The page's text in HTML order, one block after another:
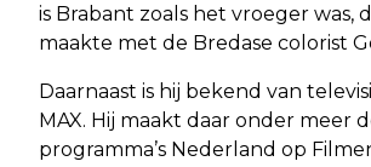
is Brabant zoals het vroeger was,
maakte met de Bredase colorist
Daarnaast is hij bekend van
MAX. Hij maakt daar onder meer
programma’s Nederland op